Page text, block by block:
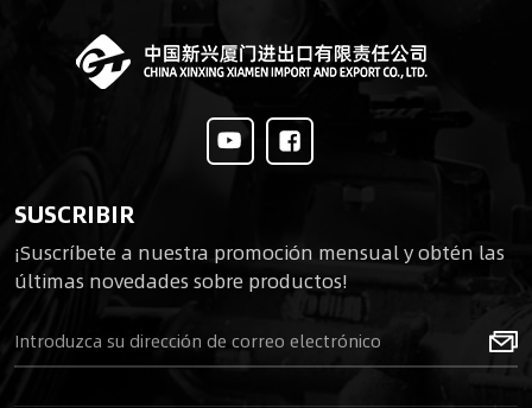
SUSCRIBIR
¡Suscríbete a nuestra promoción mensual y obtén las
últimas novedades sobre productos!